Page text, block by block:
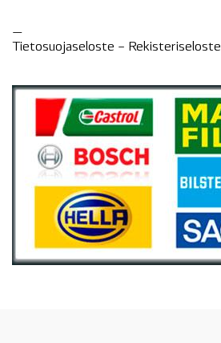
—
Tietosuojaseloste – Rekisteriseloste